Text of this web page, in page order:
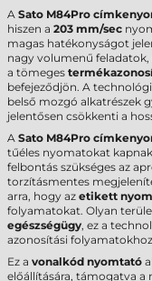
A Sato M84Pro
hiszen a 203 mm/sec
magas hatékonyságot
nagy volumenű
a tömeges
befejeződjön. A
belső mozgó alkatrészek
jelentősen csökkenti a
A Sato M84Pro
tűéles nyomatokat
felbontás szükséges az
torzításmentes
arra, hogy az etikett
folyamatokat. Olyan
egészségügy, ez a
azonosítási
Ez a vonalkód nyomtató
előállítására, támogatva a